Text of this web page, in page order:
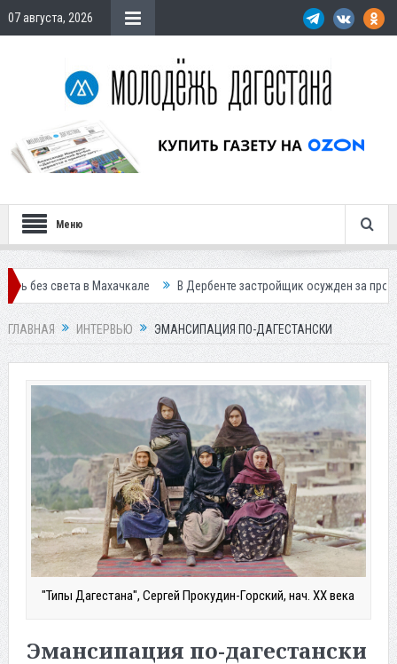
07 августа, 2026
Меню
В Дербенте застройщик осужден за продажу квартир
ГЛАВНАЯ ИНТЕРВЬЮ ЭМАНСИПАЦИЯ ПО-ДАГЕСТАНСКИ
"Типы Дагестана", Сергей Прокудин-Горский, нач. ХХ века
Эмансипация по-дагестански